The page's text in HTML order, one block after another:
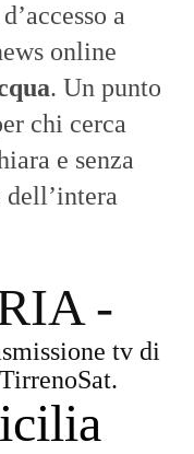
a
online
. Un punto
chi cerca
e senza
dell’intera
-
tv di